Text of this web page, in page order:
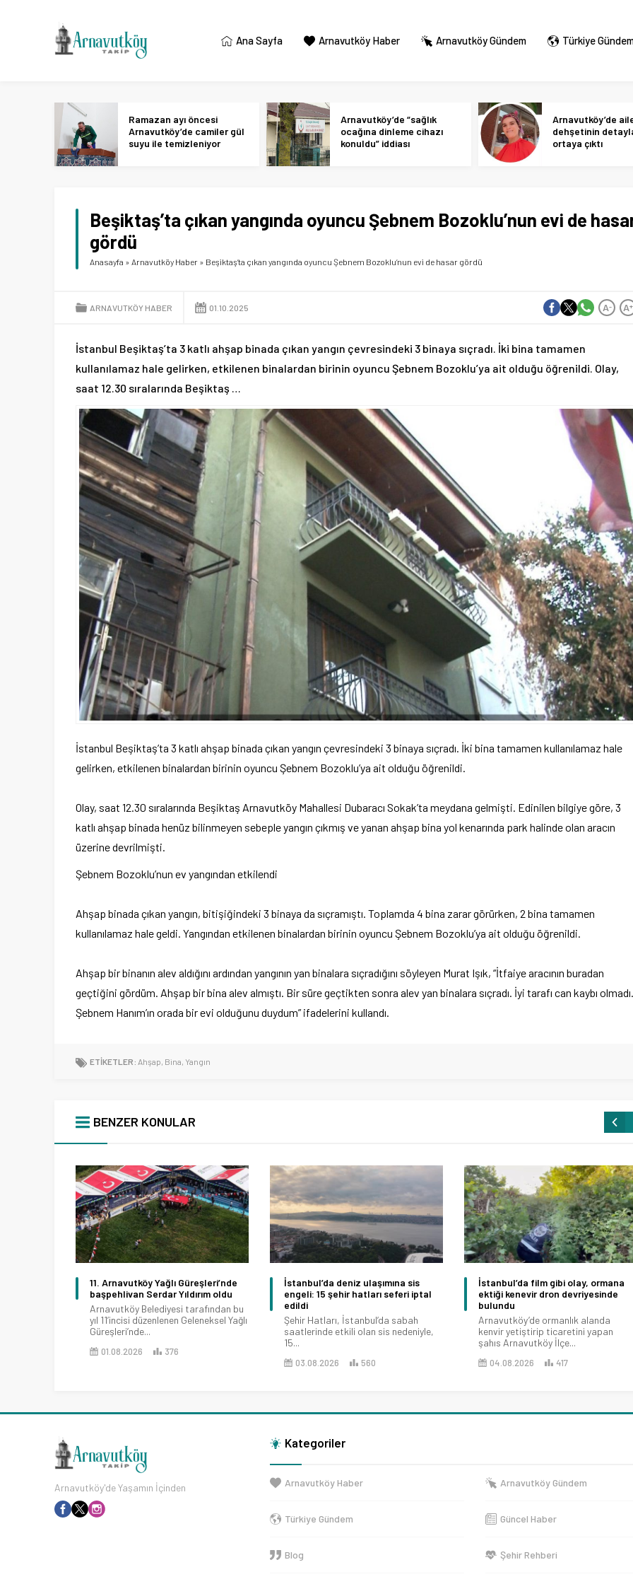
Ana Sayfa Arnavutköy Haber Arnavutköy Gündem Türkiye
Ramazan ayı öncesi
Arnavutköy’de camiler gül
suyu ile temizleniyor
Arnavutköy’de “sağlık
ocağına dinleme cihazı
konuldu” iddiası
Arnavutköy’de
dehşetinin
ortaya çıktı
Beşiktaş’ta çıkan yangında oyuncu Şebnem Bozoklu’nun evi de
gördü
Anasayfa » Arnavutköy Haber » Beşiktaş’ta çıkan yangında oyuncu Şebnem Bozoklu’nun evi de hasar gördü
ARNAVUTKÖY HABER 01.10.2025 A+
A-
İstanbul Beşiktaş’ta 3 katlı ahşap binada çıkan yangın çevresindeki 3 binaya sıçradı. İki bina tamamen
kullanılamaz hale gelirken, etkilenen binalardan birinin oyuncu Şebnem Bozoklu’ya ait olduğu öğrenildi. Olay,
saat 12.30 sıralarında Beşiktaş …
İstanbul Beşiktaş’ta 3 katlı ahşap binada çıkan yangın çevresindeki 3 binaya sıçradı. İki bina tamamen kullanılamaz hale
gelirken, etkilenen binalardan birinin oyuncu Şebnem Bozoklu’ya ait olduğu öğrenildi.
Olay, saat 12.30 sıralarında Beşiktaş Arnavutköy Mahallesi Dubaracı Sokak’ta meydana gelmişti. Edinilen bilgiye göre, 3
katlı ahşap binada henüz bilinmeyen sebeple yangın çıkmış ve yanan ahşap bina yol kenarında park halinde olan aracın
üzerine devrilmişti.
Şebnem Bozoklu’nun ev yangından etkilendi
Ahşap binada çıkan yangın, bitişiğindeki 3 binaya da sıçramıştı. Toplamda 4 bina zarar görürken, 2 bina tamamen
kullanılamaz hale geldi. Yangından etkilenen binalardan birinin oyuncu Şebnem Bozoklu’ya ait olduğu öğrenildi.
Ahşap bir binanın alev aldığını ardından yangının yan binalara sıçradığını söyleyen Murat Işık, “İtfaiye aracının buradan
geçtiğini gördüm. Ahşap bir bina alev almıştı. Bir süre geçtikten sonra alev yan binalara sıçradı. İyi tarafı can kaybı olmadı.
Şebnem Hanım’ın orada bir evi olduğunu duydum” ifadelerini kullandı.
ETİKETLER: Ahşap, Bina, Yangın
BENZER KONULAR
11. Arnavutköy Yağlı Güreşleri’nde
başpehlivan Serdar Yıldırım oldu
Arnavutköy Belediyesi tarafından bu
yıl 11’incisi düzenlenen Geleneksel Yağlı
Güreşleri’nde...
01.08.2026 376
İstanbul’da deniz ulaşımına sis
engeli: 15 şehir hatları seferi iptal
edildi
Şehir Hatları, İstanbul’da sabah
saatlerinde etkili olan sis nedeniyle,
15...
03.08.2026 560
İstanbul’da film gibi olay, ormana
ektiği kenevir dron devriyesinde
bulundu
Arnavutköy’de ormanlık alanda
kenvir yetiştirip ticaretini yapan
şahıs Arnavutköy İlçe...
04.08.2026 417
Arnavutköy'de Yaşamın İçinden
Kategoriler
Arnavutköy Haber Arnavutköy Gündem
Türkiye Gündem Güncel Haber
Blog Şehir Rehberi